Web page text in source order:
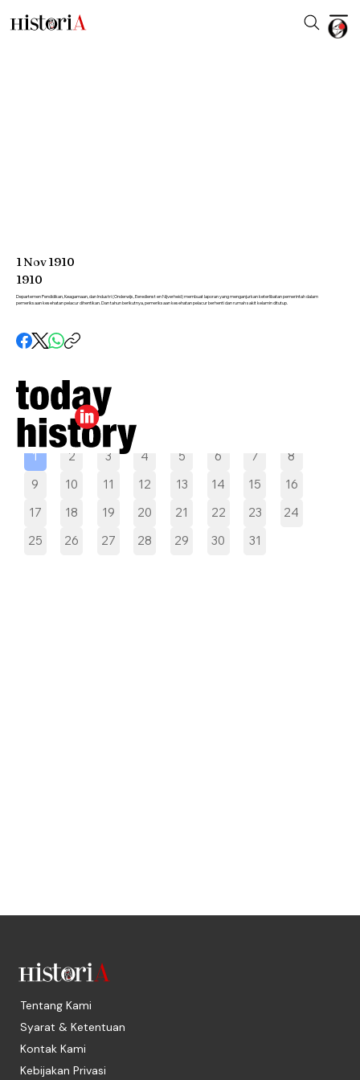
Pilih tanggal
1 2 3 4 5 6 7
8
9
10 11 12 13 14 15
16
17
18 19 20 21 22 23
24
25
26 27 28 29 30 31
1Nov1910
1910
Departemen Pendidikan, Keagamaan, dan Industri (Onderwijs, Eeredienst en Nijverheid) membuat laporan yang menganjurkan keterlibatan pemerintah dalam
pemeriksaan kesehatan pelacur dihentikan. Dan tahun berikutnya, pemeriksaan kesehatan pelacur berhenti dan rumah sakit kelamin ditutup.
Tentang Kami
Syarat & Ketentuan
Kontak Kami
Kebijakan Privasi